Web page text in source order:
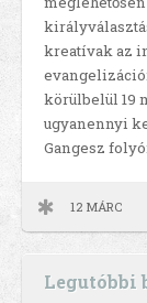
kreatívak az
körülbelül 19
ugyanennyi
Gangesz
12 MÁRC
Legutóbbi